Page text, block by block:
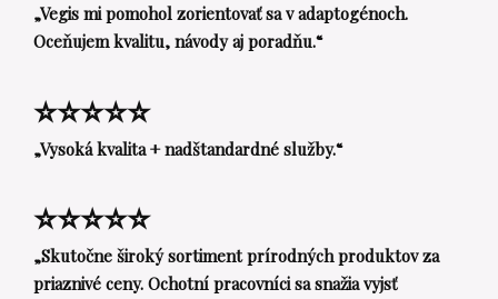
„Vegis mi pomohol zorientovať sa v adaptogénoch.
Oceňujem kvalitu, návody aj poradňu.“
⭐⭐⭐⭐⭐
„Vysoká kvalita + nadštandardné služby.“
⭐⭐⭐⭐⭐
„Skutočne široký sortiment prírodných produktov za
priaznivé ceny. Ochotní pracovníci sa snažia vyjsť